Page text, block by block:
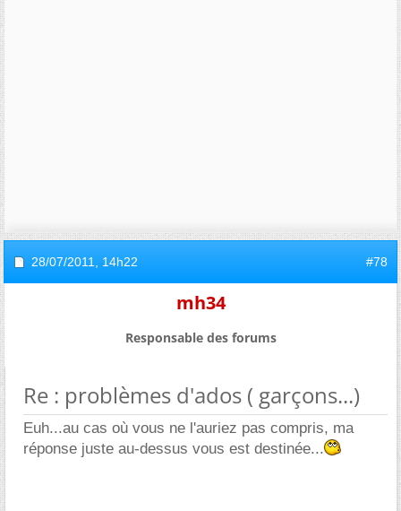
28/07/2011, 14h22 #78
mh34
Responsable des forums
Re : problèmes d'ados ( garçons...)
Euh...au cas où vous ne l'auriez pas compris, ma
réponse juste au-dessus vous est destinée...